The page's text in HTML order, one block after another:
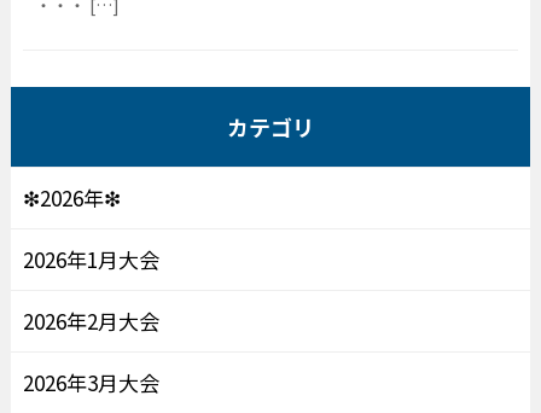
カテゴリ
❇2026年❇
2026年1月大会
2026年2月大会
2026年3月大会